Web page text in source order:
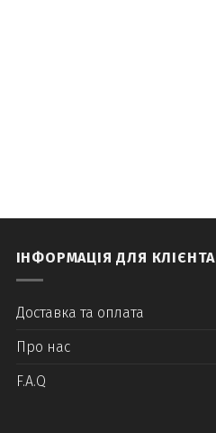
ІНФОРМАЦІЯ ДЛЯ КЛІЄНТА
Доставка та оплата
Про нас
F.A.Q